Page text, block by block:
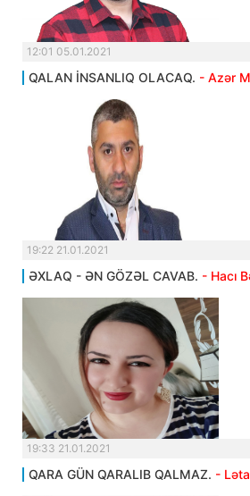
12:01 05.01.2021
QALAN İNSANLIQ OLACAQ. - Azər
19:22 21.01.2021
ƏXLAQ - ƏN GÖZƏL CAVAB. - Hacı
19:33 21.01.2021
QARA GÜN QARALIB QALMAZ. -